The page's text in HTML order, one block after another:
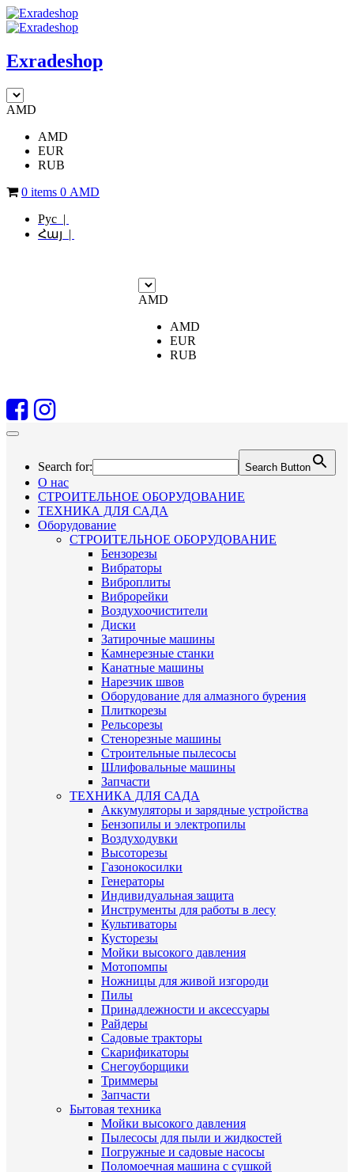
Exradeshop
AMD
AMD
EUR
RUB
0 items 0 AMD
Рус |
Հայ |
AMD
AMD
EUR
RUB
Search for: Search Button
О нас
СТРОИТЕЛЬНОЕ ОБОРУДОВАНИЕ
ТЕХНИКА ДЛЯ САДА
Оборудование
СТРОИТЕЛЬНОЕ ОБОРУДОВАНИЕ
Бензорезы
Вибраторы
Виброплиты
Виброрейки
Воздухоочистители
Диски
Затирочные машины
Камнерезные станки
Канатные машины
Нарезчик швов
Оборудование для алмазного бурения
Плиткорезы
Рельсорезы
Стенорезные машины
Строительные пылесосы
Шлифовальные машины
Запчасти
ТЕХНИКА ДЛЯ САДА
Аккумуляторы и зарядные устройства
Бензопилы и электропилы
Воздуходувки
Высоторезы
Газонокосилки
Генераторы
Индивидуальная защита
Инструменты для работы в лесу
Культиваторы
Кусторезы
Мойки высокого давления
Мотопомпы
Ножницы для живой изгороди
Пилы
Принадлежности и аксессуары
Райдеры
Садовые тракторы
Скарификаторы
Снегоуборщики
Триммеры
Запчасти
Бытовая техника
Мойки высокого давления
Пылесосы для пыли и жидкостей
Погружные и садовые насосы
Поломоечная машина с сушкой